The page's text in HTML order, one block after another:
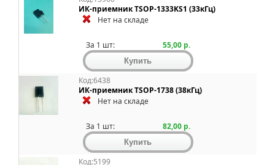
ИК-приемник TSOP-1333KS1 (33кГц)
Нет на складе
За 1 шт: 55,00 р.
Код:6438
ИК-приемник TSOP-1738 (38кГц)
Нет на складе
За 1 шт: 82,00 р.
Код:5199